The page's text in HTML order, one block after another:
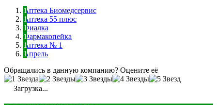
Аптека Биомедсервис
Аптека 55 плюс
Фиалка
Фармакопейка
Аптека № 1
Апрель
Обращались в данную компанию? Оцените её
Загрузка...